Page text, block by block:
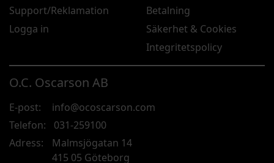
O.C. Oscarson AB
E-post:
info@ocoscarson.com
Telefon:
031-259100
Adress:
Malmsjögatan 14
415 05 Göteborg
Support/Reklamation
Logga in
Betalning
Säkerhet & Cookies
Integritetspolicy